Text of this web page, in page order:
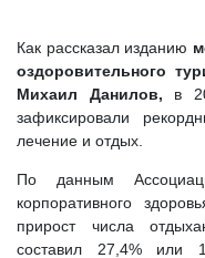
Как рассказал изданию
оздоровительного
Михаил Данилов, в
зафиксировали
лечение и отдых.
По данным
корпоративного
прирост числа
составил 27,4% или